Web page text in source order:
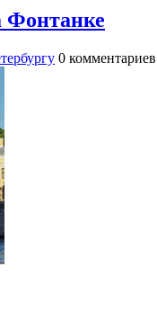
Фонтанке
0 комментариев